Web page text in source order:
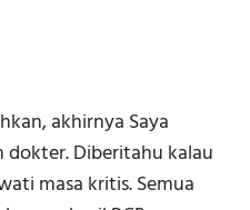
akhirnya Saya
Diberitahu kalau
masa kritis. Semua